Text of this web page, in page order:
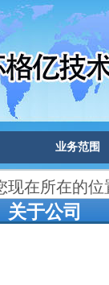
业务范围
现在所在的
关于公司